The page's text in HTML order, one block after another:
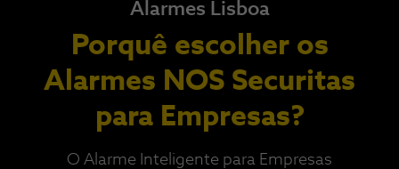
Alarmes Lisboa
Porquê escolher os
Alarmes NOS Securitas
para Empresas?
O Alarme Inteligente para Empresas